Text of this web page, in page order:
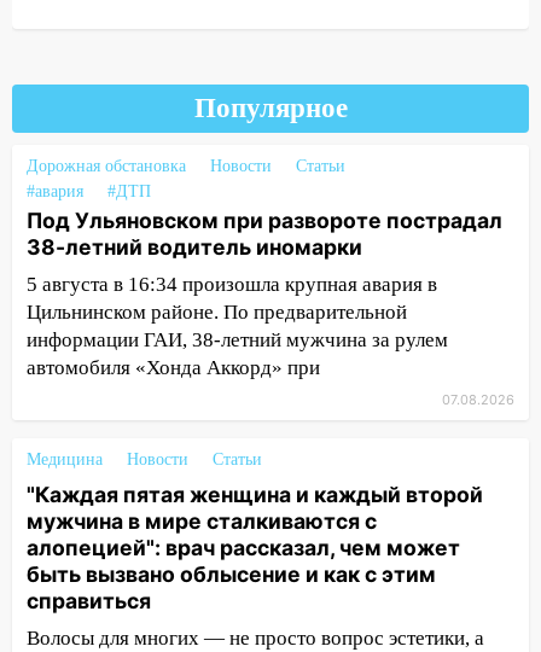
Бросила кирпич в жену брата: в
Ульяновской области завели дело на
агрессивную женщину
15:47 На улице Радищева сбили
курьера: крупная авария в Ульяновске
15:15 Проводил до квартиры и ограбил:
новый кавалер женщины оказался
рецидивистом
14:26 В Ульяновске ограничат движение
14:23
67% ульяновцев готовы
передумать увольняться, если им
повысят зарплату
14:01 Инсценировали ДТП и получили
более 4,6 миллиона рублей: перед
судом предстанет банда
автоподставщиков
Популярное
Дорожная обстановка Новости
Статьи
#авария
#ДТП
Под Ульяновском при развороте пострадал
38-летний водитель иномарки
5 августа в 16:34 произошла крупная авария в
Цильнинском районе. По предварительной
информации ГАИ, 38-летний мужчина за рулем
автомобиля «Хонда Аккорд» при
07.08.2026
Медицина Новости Статьи
"Каждая пятая женщина и каждый второй
мужчина в мире сталкиваются с
алопецией": врач рассказал, чем может
быть вызвано облысение и как с этим
справиться
Волосы для многих — не просто вопрос эстетики, а